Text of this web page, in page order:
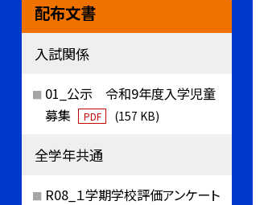
配布文書
入試関係
01_公示 令和9年度入学児童
募集
PDF (157 KB)
全学年共通
R08_１学期学校評価アンケート